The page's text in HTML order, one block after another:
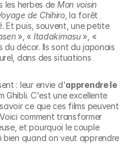
les herbes de Mon voisin
de Chihiro, la forêt
. Et puis, souvent, une petite
», « Itadakimasu
», «
du décor. Ils sont du japonais
dans des situations
: leur envie d'apprendre le
Ghibli. C'est une excellente
ce que ces films peuvent
comment transformer
cette passion en méthode sérieuse, et pourquoi le couple
bien quand on veut apprendre